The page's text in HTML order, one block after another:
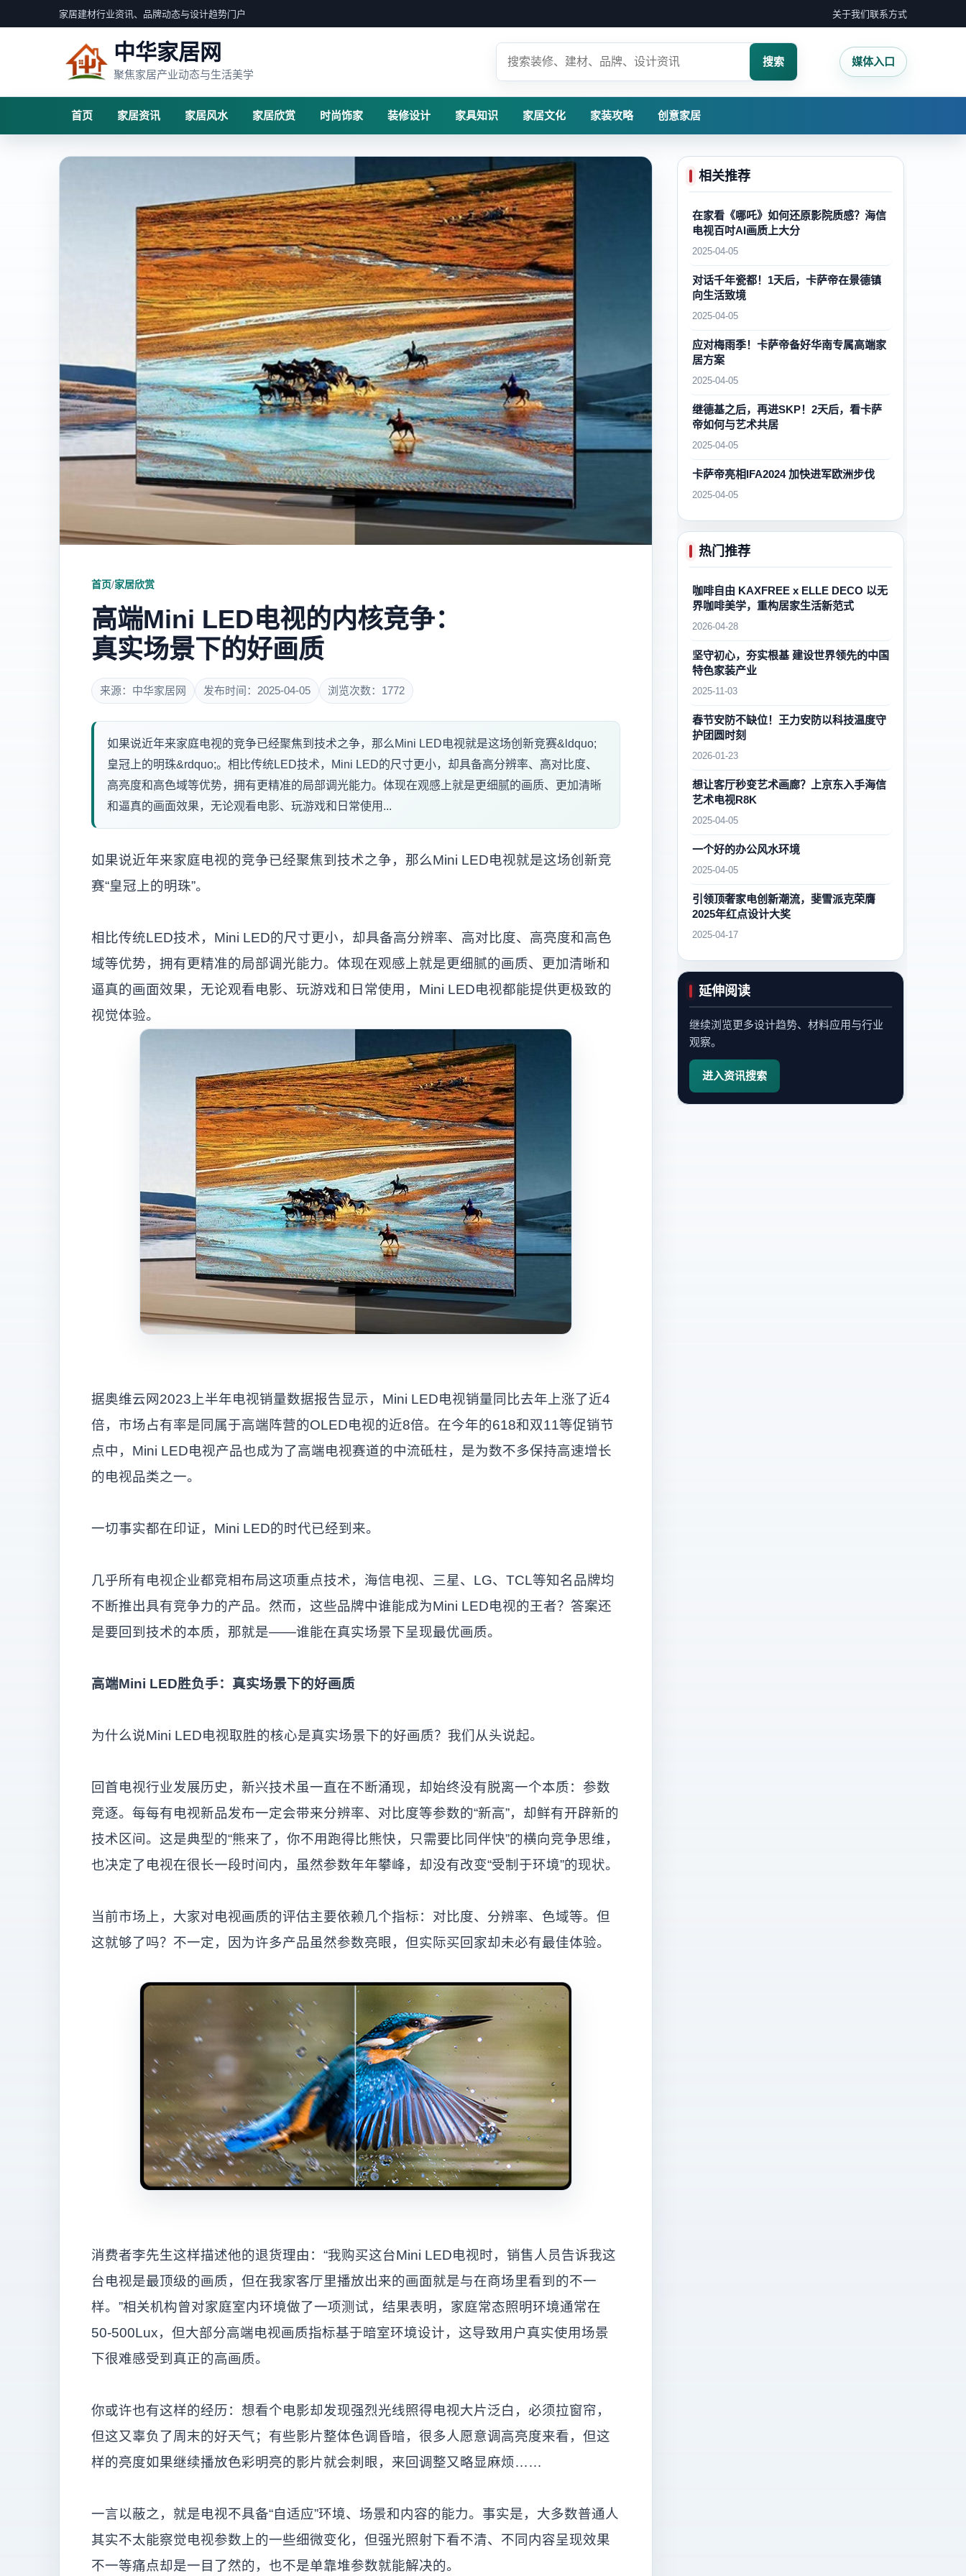
家居建材行业资讯、品牌动态与设计趋势门户 关于我们联系方式
中华家居网
聚焦家居产业动态与生活美学
搜索 媒体入口
首页 家居资讯 家居风水 家居欣赏 时尚饰家 装修设计 家具知识 家居文化 家装攻略 创意家居
首页/家居欣赏
高端Mini LED电视的内核竞争：
真实场景下的好画质
来源：中华家居网 发布时间：2025-04-05 浏览次数：1772
如果说近年来家庭电视的竞争已经聚焦到技术之争，那么Mini LED电视就是这场创新竞赛&ldquo;
皇冠上的明珠&rdquo;。相比传统LED技术，Mini LED的尺寸更小，却具备高分辨率、高对比度、
高亮度和高色域等优势，拥有更精准的局部调光能力。体现在观感上就是更细腻的画质、更加清晰
和逼真的画面效果，无论观看电影、玩游戏和日常使用...
如果说近年来家庭电视的竞争已经聚焦到技术之争，那么Mini LED电视就是这场创新竞
赛“皇冠上的明珠”。
相比传统LED技术，Mini LED的尺寸更小，却具备高分辨率、高对比度、高亮度和高色
域等优势，拥有更精准的局部调光能力。体现在观感上就是更细腻的画质、更加清晰和
逼真的画面效果，无论观看电影、玩游戏和日常使用，Mini LED电视都能提供更极致的
视觉体验。
据奥维云网2023上半年电视销量数据报告显示，Mini LED电视销量同比去年上涨了近4
倍，市场占有率是同属于高端阵营的OLED电视的近8倍。在今年的618和双11等促销节
点中，Mini LED电视产品也成为了高端电视赛道的中流砥柱，是为数不多保持高速增长
的电视品类之一。
一切事实都在印证，Mini LED的时代已经到来。
几乎所有电视企业都竞相布局这项重点技术，海信电视、三星、LG、TCL等知名品牌均
不断推出具有竞争力的产品。然而，这些品牌中谁能成为Mini LED电视的王者？答案还
是要回到技术的本质，那就是——谁能在真实场景下呈现最优画质。
高端Mini LED胜负手：真实场景下的好画质
为什么说Mini LED电视取胜的核心是真实场景下的好画质？我们从头说起。
回首电视行业发展历史，新兴技术虽一直在不断涌现，却始终没有脱离一个本质：参数
竞逐。每每有电视新品发布一定会带来分辨率、对比度等参数的“新高”，却鲜有开辟新的
技术区间。这是典型的“熊来了，你不用跑得比熊快，只需要比同伴快”的横向竞争思维，
也决定了电视在很长一段时间内，虽然参数年年攀峰，却没有改变“受制于环境”的现状。
当前市场上，大家对电视画质的评估主要依赖几个指标：对比度、分辨率、色域等。但
这就够了吗？不一定，因为许多产品虽然参数亮眼，但实际买回家却未必有最佳体验。
消费者李先生这样描述他的退货理由：“我购买这台Mini LED电视时，销售人员告诉我这
台电视是最顶级的画质，但在我家客厅里播放出来的画面就是与在商场里看到的不一
样。”相关机构曾对家庭室内环境做了一项测试，结果表明，家庭常态照明环境通常在
50-500Lux，但大部分高端电视画质指标基于暗室环境设计，这导致用户真实使用场景
下很难感受到真正的高画质。
你或许也有这样的经历：想看个电影却发现强烈光线照得电视大片泛白，必须拉窗帘，
但这又辜负了周末的好天气；有些影片整体色调昏暗，很多人愿意调高亮度来看，但这
样的亮度如果继续播放色彩明亮的影片就会刺眼，来回调整又略显麻烦……
一言以蔽之，就是电视不具备“自适应”环境、场景和内容的能力。事实是，大多数普通人
其实不太能察觉电视参数上的一些细微变化，但强光照射下看不清、不同内容呈现效果
不一等痛点却是一目了然的，也不是单靠堆参数就能解决的。
相关推荐
在家看《哪吒》如何还原影院质感？海信
电视百吋AI画质上大分
2025-04-05
对话千年瓷都！1天后，卡萨帝在景德镇
向生活致境
2025-04-05
应对梅雨季！卡萨帝备好华南专属高端家
居方案
2025-04-05
继德基之后，再进SKP！2天后，看卡萨
帝如何与艺术共居
2025-04-05
卡萨帝亮相IFA2024 加快进军欧洲步伐
2025-04-05
热门推荐
咖啡自由 KAXFREE x ELLE DECO 以无
界咖啡美学，重构居家生活新范式
2026-04-28
坚守初心，夯实根基 建设世界领先的中国
特色家装产业
2025-11-03
春节安防不缺位！王力安防以科技温度守
护团圆时刻
2026-01-23
想让客厅秒变艺术画廊？上京东入手海信
艺术电视R8K
2025-04-05
一个好的办公风水环境
2025-04-05
引领顶奢家电创新潮流，斐雪派克荣膺
2025年红点设计大奖
2025-04-17
延伸阅读
继续浏览更多设计趋势、材料应用与行业
观察。
进入资讯搜索